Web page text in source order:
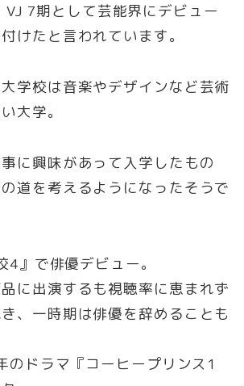
7期として芸能界にデビュー
けたと言われています。
学校は音楽やデザインなど芸術
大学。
に興味があって入学したもの
道を考えるようになったそうで
』で俳優デビュー。
に出演するも視聴率に恵まれず
、一時期は俳優を辞めることも
のドラマ『コーヒープリンス1